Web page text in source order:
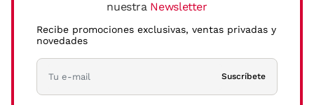
nuestra Newsletter
Recibe promociones exclusivas, ventas privadas y
novedades
Suscríbete